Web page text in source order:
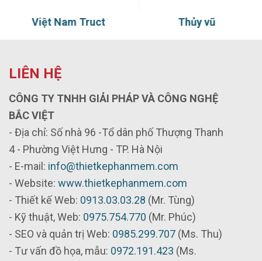
Việt Nam Truct Thủy vũ
LIÊN HỆ
CÔNG TY TNHH GIẢI PHÁP VÀ CÔNG NGHỆ
BẮC VIỆT
- Địa chỉ: Số nhà 96 -Tổ dân phố Thượng Thanh
4 - Phường Việt Hưng - TP. Hà Nội
- E-mail: info@thietkephanmem.com
- Website: www.thietkephanmem.com
- Thiết kế Web: 0913.03.03.28 (Mr. Tùng)
- Kỹ thuật, Web: 0975.754.770 (Mr. Phúc)
- SEO và quản trị Web: 0985.299.707 (Ms. Thu)
- Tư vấn đồ họa, mẫu: 0972.191.423 (Ms.